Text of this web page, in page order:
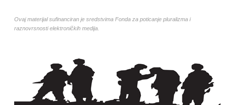
Ovaj materijal sufinanciran je sredstvima Fonda za poticanje pluralizma i
raznovrsnosti elektroničkih medija.